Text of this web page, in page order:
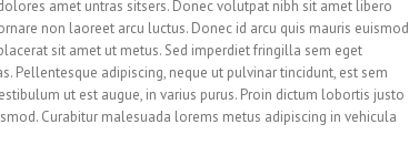
amet untras sitsers. Donec volutpat nibh sit amet libero
non laoreet arcu luctus. Donec id arcu quis mauris euismod
sit amet ut metus. Sed imperdiet fringilla sem eget
Pellentesque adipiscing, neque ut pulvinar tincidunt, est sem
ut est augue, in varius purus. Proin dictum lobortis justo
Curabitur malesuada lorems metus adipiscing in vehicula